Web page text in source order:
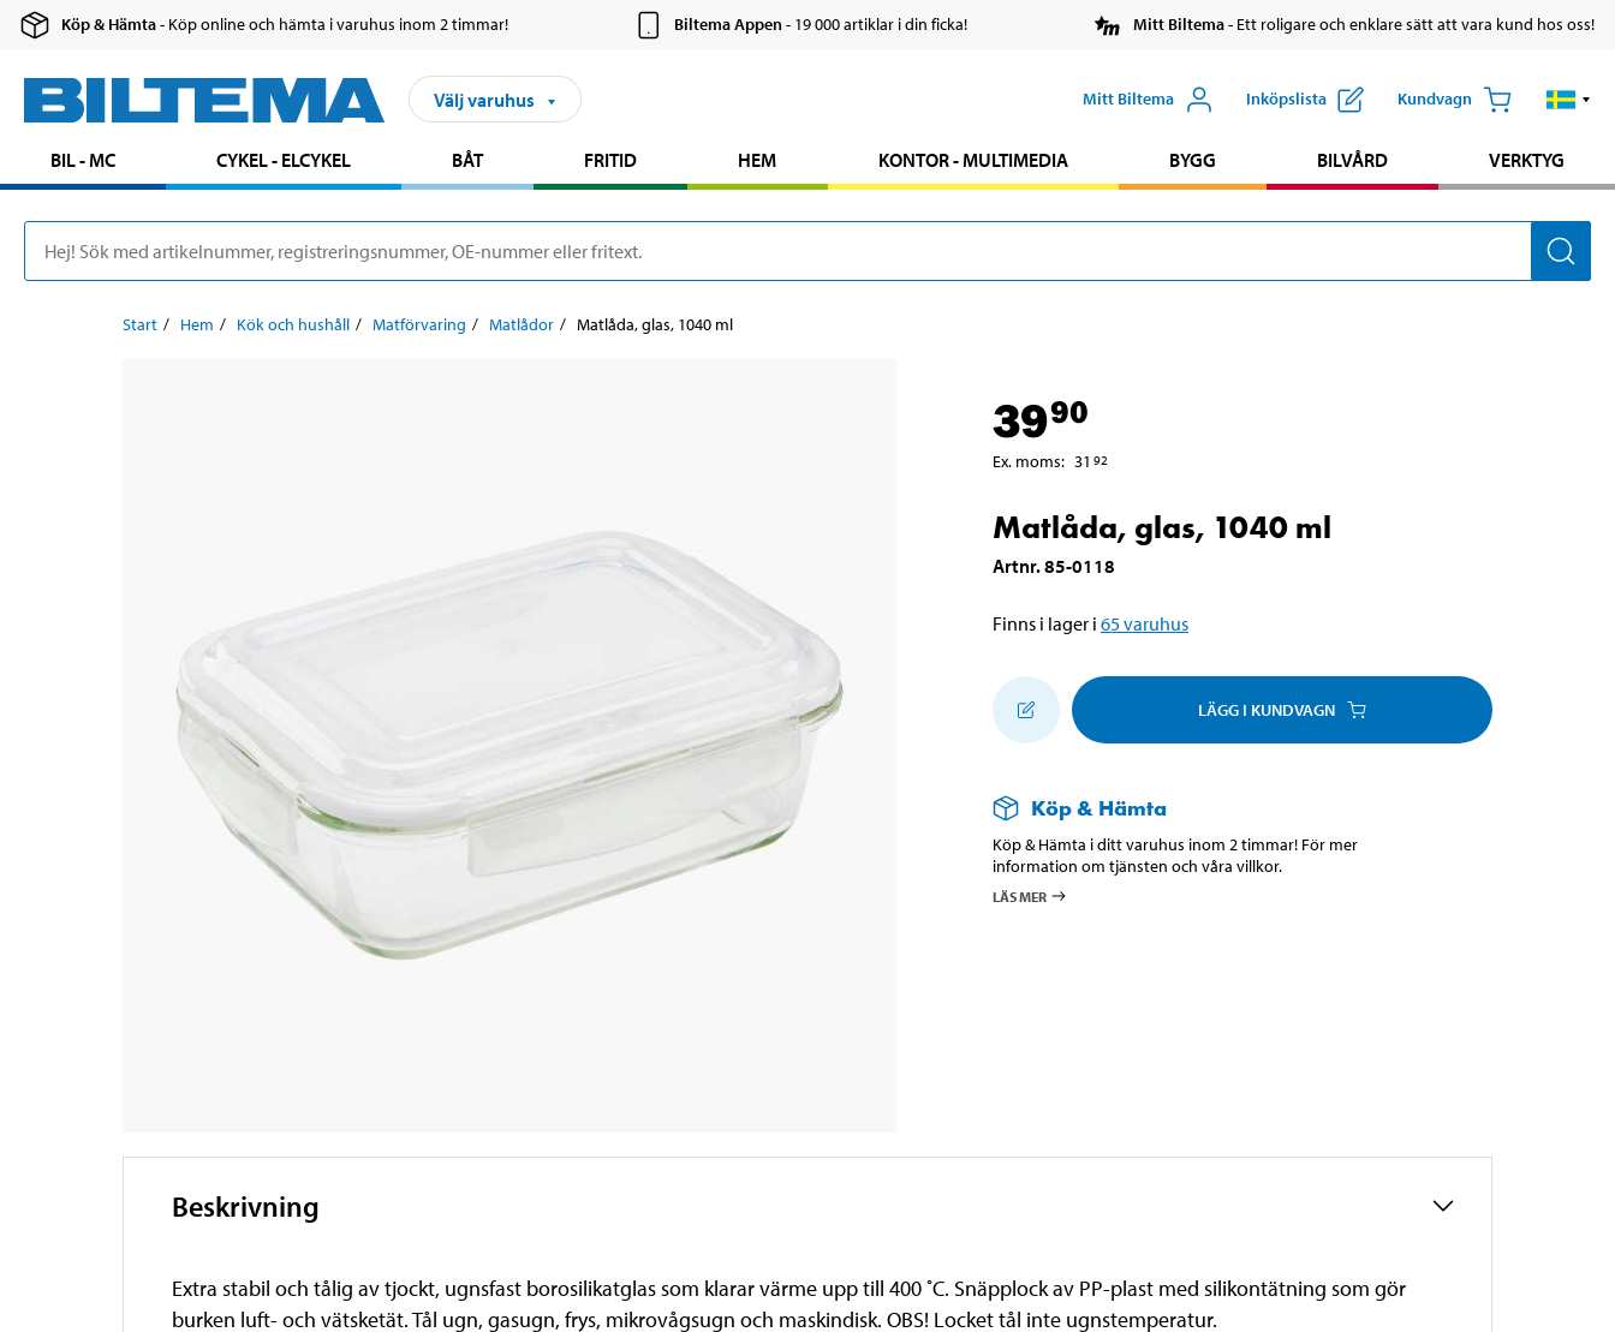
Köp & Hämta- Köp online och hämta i varuhus inom 2 timmar! Biltema Appen- 19 000 artiklar i din ficka! Mitt Biltema- Ett roligare och enklare sätt att vara kund hos oss!
Välj varuhus Mitt Biltema Inköpslista Kundvagn
BIL - MC CYKEL - ELCYKEL BÅT FRITID HEM KONTOR - MULTIMEDIA BYGG BILVÅRD VERKTYG
Start Hem Kök och hushåll Matförvaring Matlådor Matlåda, glas, 1040 ml
3990
Ex. moms: 31 92
Matlåda, glas, 1040 ml
Artnr.85-0118
Finns i lager i 65varuhus
LÄGG I KUNDVAGN
Köp & Hämta
Köp & Hämta i ditt varuhus inom 2 timmar! För mer
information om tjänsten och våra villkor.
LÄS MER
Beskrivning
Extra stabil och tålig av tjockt, ugnsfast borosilikatglas som klarar värme upp till 400 ˚C. Snäpplock av PP-plast med silikontätning som gör
burken luft- och vätsketät. Tål ugn, gasugn, frys, mikrovågsugn och maskindisk. OBS! Locket tål inte ugnstemperatur.